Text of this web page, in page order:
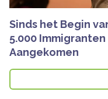
Sinds het Begin
5.000
Aangekomen